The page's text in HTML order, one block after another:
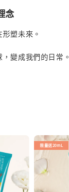
念
塑未來。
變成我們的日常。
限量送20mL